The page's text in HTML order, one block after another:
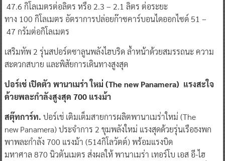
47.6 กิโลเมตรต่อลิตร หรือ 2.3 – 2.1 ลิตร ต่อระยะ
ทาง 100 กิโลเมตร อัตราการปล่อยก๊าซคาร์บอนไดออกไซด์ 51 –
47 กรัมต่อกิโลเมตร
เสริมทัพ 2 รุ่นสปอร์ตซาลูนพลังไฮบริด ล้ำหน้าด้วยสมรรถนะ ความ
สะดวกสบาย และพิสัยการเดินทางสูงสุด
ปอร์เช่ เปิดตัว พานาเมร่าใหม่ (The new Panamera) แรงสะใจ
ด้วยพละกำลังสูงสุด 700 แรงม้า
สตุ๊ทการ์ท. ปอร์เช่ เติมเต็มสายการผลิตพานาเมร่าใหม่ (The
new Panamera) ประจำการ 2 ขุมพลังใหม่ แรงสุดด้วยรุ่นเรือธงพก
พาพละกำลัง 700 แรงม้า (514กิโลวัตต์) พร้อมแรงบิด
มหาศาล 870 นิวตันเมตร ส่งผลให้ พานาเมร่า เทอร์โบ เอส อี-ไฮ